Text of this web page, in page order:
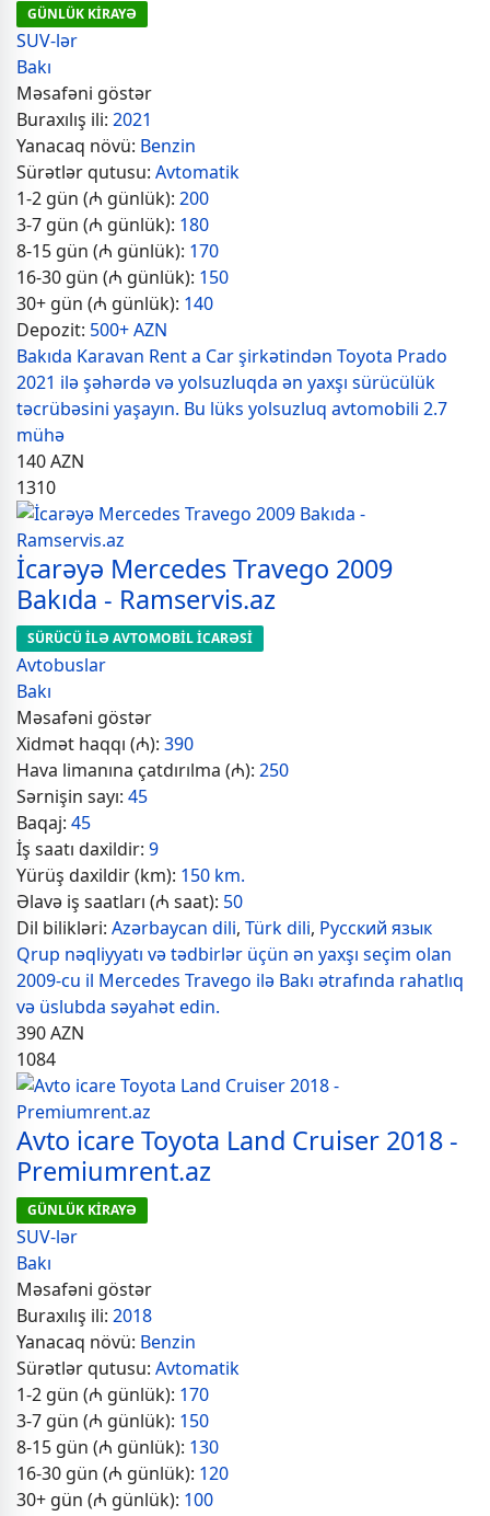
GÜNLÜK KİRAYƏ
SUV-lər
Bakı
Məsafəni göstər
Buraxılış ili: 2021
Yanacaq növü: Benzin
Sürətlər qutusu: Avtomatik
1-2 gün (₼ günlük): 200
3-7 gün (₼ günlük): 180
8-15 gün (₼ günlük): 170
16-30 gün (₼ günlük): 150
30+ gün (₼ günlük): 140
Depozit: 500+ AZN
Bakıda Karavan Rent a Car şirkətindən Toyota Prado
2021 ilə şəhərdə və yolsuzluqda ən yaxşı sürücülük
təcrübəsini yaşayın. Bu lüks yolsuzluq avtomobili 2.7
mühə
140AZN
1310
İcarəyə Mercedes Travego 2009
Bakıda - Ramservis.az
SÜRÜCÜ İLƏ AVTOMOBİL İCARƏSİ
Avtobuslar
Bakı
Məsafəni göstər
Xidmət haqqı (₼): 390
Hava limanına çatdırılma (₼): 250
Sərnişin sayı: 45
Baqaj: 45
İş saatı daxildir: 9
Yürüş daxildir (km): 150 km.
Əlavə iş saatları (₼ saat): 50
Dil bilikləri: Azərbaycan dili, Türk dili, Русский язык
Qrup nəqliyyatı və tədbirlər üçün ən yaxşı seçim olan
2009-cu il Mercedes Travego ilə Bakı ətrafında rahatlıq
və üslubda səyahət edin.
390AZN
1084
Avto icare Toyota Land Cruiser 2018 -
Premiumrent.az
GÜNLÜK KİRAYƏ
SUV-lər
Bakı
Məsafəni göstər
Buraxılış ili: 2018
Yanacaq növü: Benzin
Sürətlər qutusu: Avtomatik
1-2 gün (₼ günlük): 170
3-7 gün (₼ günlük): 150
8-15 gün (₼ günlük): 130
16-30 gün (₼ günlük): 120
30+ gün (₼ günlük): 100